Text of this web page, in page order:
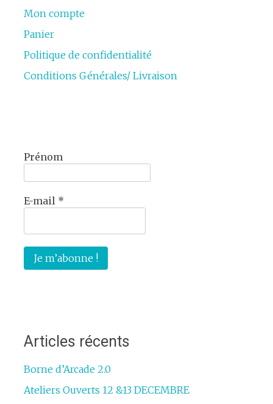
Mon compte
Panier
Politique de confidentialité
Conditions Générales/ Livraison
Prénom
E-mail *
Articles récents
Borne d’Arcade 2.0
Ateliers Ouverts 12 &13 DECEMBRE